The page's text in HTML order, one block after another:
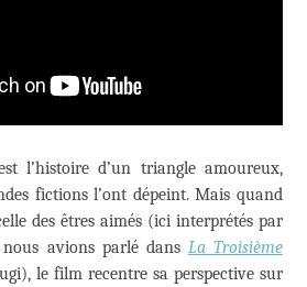
l’histoire d’un triangle amoureux,
fictions l’ont dépeint. Mais quand
des êtres aimés (ici interprétés par
avions parlé dans La Troisième
le film recentre sa perspective sur